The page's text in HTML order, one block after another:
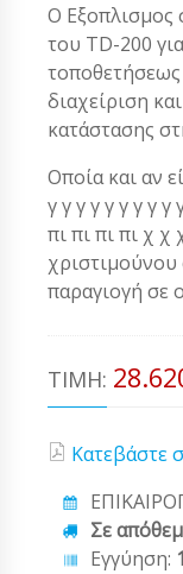
Ο Εξοπλισμος
του TD-200
διαχείριση
κατάστασης
Οποία και αν
γ γ γ γ γ γ γ γ
πι πι πι πι χ χ
χριστιμούνου
παραγιογή σε
ΤΙΜΉ:
Κατεβάστε
Σε
Εγγύηση: